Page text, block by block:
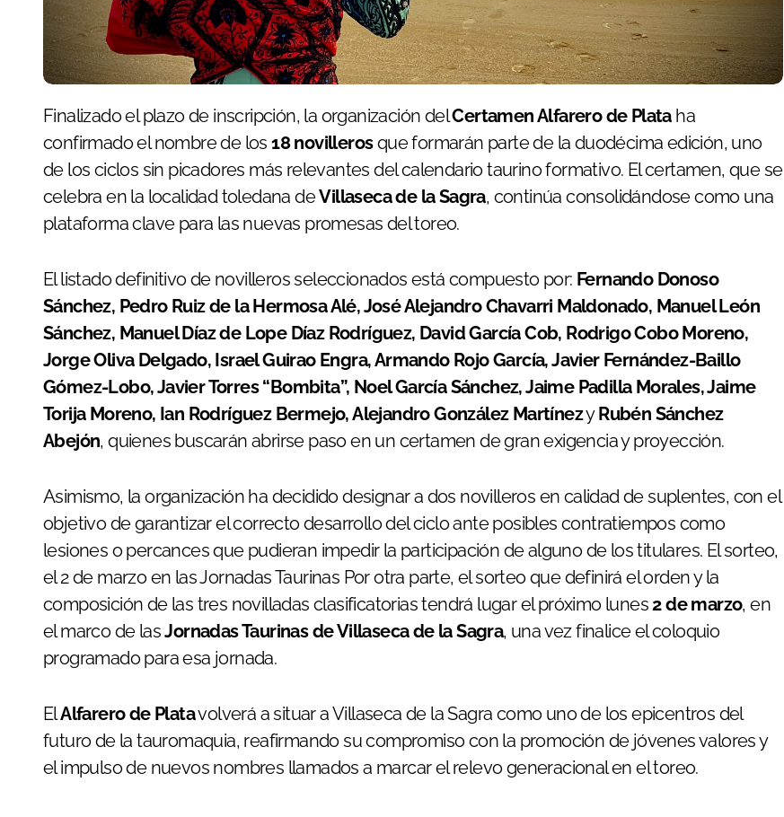
Finalizado el plazo de inscripción, la organización delCertamen Alfarero de Plataha
confirmado el nombre de los18 novillerosque formarán parte de la duodécima edición, uno
de los ciclos sin picadores más relevantes del calendario taurino formativo. El certamen, que se
celebra en la localidad toledana deVillaseca de la Sagra, continúa consolidándose como una
plataforma clave para las nuevas promesas del toreo.
El listado definitivo de novilleros seleccionados está compuesto por: Fernando Donoso
Sánchez, Pedro Ruiz de la Hermosa Alé, José Alejandro Chavarri Maldonado, Manuel León
Sánchez, Manuel Díaz de Lope Díaz Rodríguez, David García Cob, Rodrigo Cobo Moreno,
Jorge Oliva Delgado, Israel Guirao Engra, Armando Rojo García, Javier Fernández-Baillo
Gómez-Lobo, Javier Torres “Bombita”, Noel García Sánchez, Jaime Padilla Morales, Jaime
Torija Moreno, Ian Rodríguez Bermejo, Alejandro González Martínezy Rubén Sánchez
Abejón, quienes buscarán abrirse paso en un certamen de gran exigencia y proyección.
Asimismo, la organización ha decidido designar a dos novilleros en calidad de suplentes, con el
objetivo de garantizar el correcto desarrollo del ciclo ante posibles contratiempos como
lesiones o percances que pudieran impedir la participación de alguno de los titulares. El sorteo,
el 2 de marzo en las Jornadas Taurinas Por otra parte, el sorteo que definirá el orden y la
composición de las tres novilladas clasificatorias tendrá lugar el próximo lunes2 de marzo, en
el marco de lasJornadas Taurinas de Villaseca de la Sagra, una vez finalice el coloquio
programado para esa jornada.
ElAlfarero de Platavolverá a situar a Villaseca de la Sagra como uno de los epicentros del
futuro de la tauromaquia, reafirmando su compromiso con la promoción de jóvenes valores y
el impulso de nuevos nombres llamados a marcar el relevo generacional en el toreo.